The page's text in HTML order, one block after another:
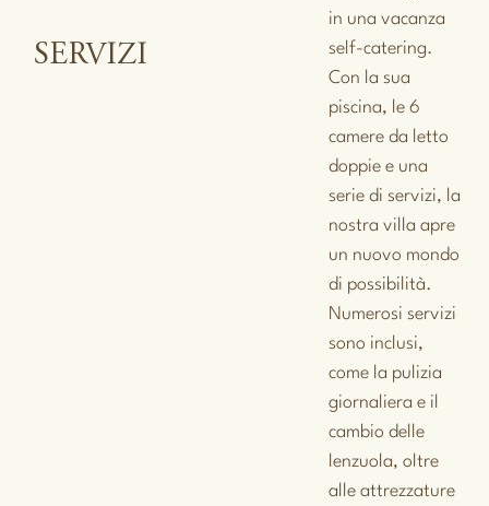
SERVIZI
in una vacanza
self-catering.
Con la sua
piscina, le 6
camere da letto
doppie e una
serie di servizi, la
nostra villa apre
un nuovo mondo
di possibilità.
Numerosi servizi
sono inclusi,
come la pulizia
giornaliera e il
cambio delle
lenzuola, oltre
alle attrezzature